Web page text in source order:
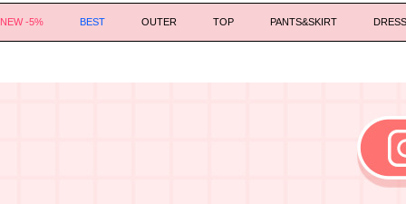
NEW -5% BEST OUTER TOP PANTS&SKIRT